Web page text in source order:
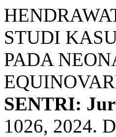
STUDI
PADA
SENTRI:
1026, 2024.